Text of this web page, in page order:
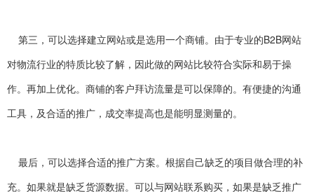
第三，可以选择建立网站或是选用一个商铺。由于专业的B2B网站
对物流行业的特质比较了解，因此做的网站比较符合实际和易于操
作。再加上优化。商铺的客户拜访流量是可以保障的。有便捷的沟通
工具，及合适的推广，成交率提高也是能明显测量的。
最后，可以选择合适的推广方案。根据自己缺乏的项目做合理的补
充。如果就是缺乏货源数据。可以与网站联系购买，如果是缺乏推广